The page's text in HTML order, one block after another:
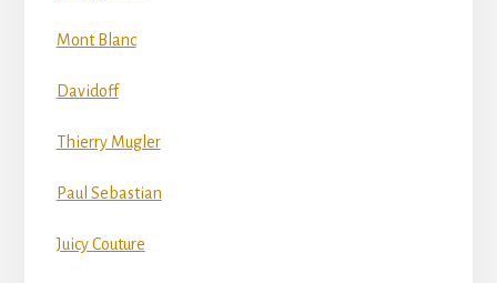
Mont Blanc
Davidoff
Thierry Mugler
Paul Sebastian
Juicy Couture